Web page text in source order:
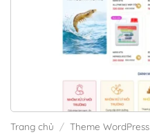
Trang chủ / Theme WordPress